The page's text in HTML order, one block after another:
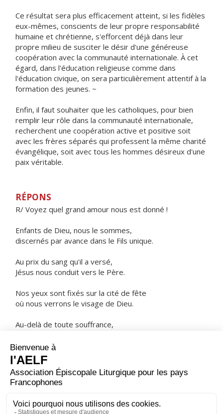
Ce résultat sera plus efficacement atteint, si les fidèles
eux-mêmes, conscients de leur propre responsabilité
humaine et chrétienne, s'efforcent déjà dans leur
propre milieu de susciter le désir d'une généreuse
coopération avec la communauté internationale. À cet
égard, dans l'éducation religieuse comme dans
l'éducation civique, on sera particulièrement attentif à la
formation des jeunes. ~
Enfin, il faut souhaiter que les catholiques, pour bien
remplir leur rôle dans la communauté internationale,
recherchent une coopération active et positive soit
avec les frères séparés qui professent la même charité
évangélique, soit avec tous les hommes désireux d'une
paix véritable.
RÉPONS
R/ Voyez quel grand amour nous est donné !
Enfants de Dieu, nous le sommes,
discernés par avance dans le Fils unique.
Au prix du sang qu'il a versé,
Jésus nous conduit vers le Père.
Nos yeux sont fixés sur la cité de fête
où nous verrons le visage de Dieu.
Au-delà de toute souffrance,
ORAISON
Fais-nous vivre à tout moment, Seigneur, dans l'amour
de guider ceux que tu enracines solidement dans ton